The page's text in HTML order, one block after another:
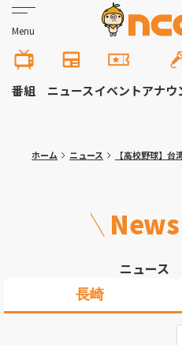
Menu
番組 ニュースイベントアナウ
ホーム ニュース 【高校野球】台湾との
News
ニュース
長崎